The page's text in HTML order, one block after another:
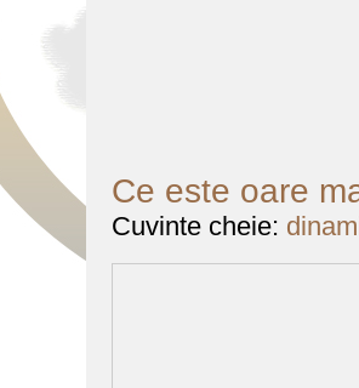
Ce este oare
Cuvinte cheie: